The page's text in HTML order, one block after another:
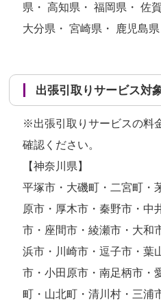
県・ 高知県・ 福岡県・ 佐
大分県・ 宮崎県・ 鹿児島
出張引取りサービス対
※出張引取りサービスの料
確認ください。
【神奈川県】
平塚市・大磯町・二宮町・
原市・厚木市・秦野市・中
市・座間市・綾瀬市・大和
浜市・川崎市・逗子市・葉
市・小田原市・南足柄市・
町・山北町・清川村・三浦